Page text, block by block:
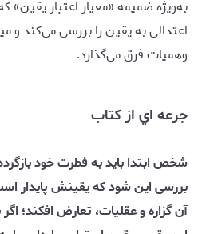
به‌ویژه ضمیمه «معیار اعتبار یقین»
اعتدالی به یقین را بررسی می‌کند و
وهمیات فرق می‌گذارد.
جرعه اي از کتاب
شخص ابتدا باید به فطرت خود
بررسی این شود که یقینش پایدار
آن گزاره و عقلیات، تعارض افکند؛